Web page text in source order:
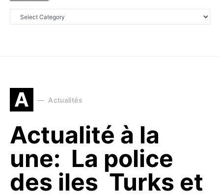
A Actualités
Actualité à la
une: La police
des iles Turks et